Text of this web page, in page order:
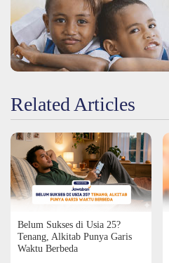
Related Articles
Belum Sukses di Usia 25?
Tenang, Alkitab Punya Garis
Waktu Berbeda